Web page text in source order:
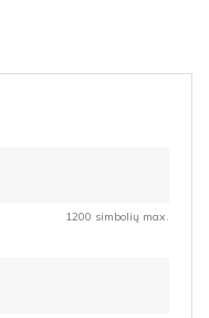
1200 simbolių max.